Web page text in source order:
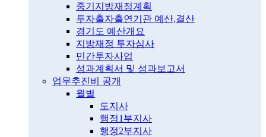
중기지방재정계획
투자출자출연기관 예산,결산
경기도 예산개요
지방재정 투자심사
민간투자사업
성과계획서 및 성과보고서
업무추진비 공개
월별
도지사
행정1부지사
행정2부지사